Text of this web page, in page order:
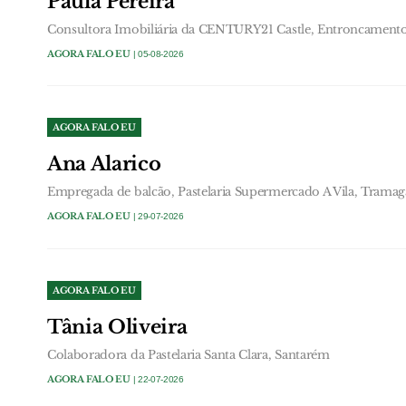
Consultora Imobiliária da CENTURY21 Castle,
AGORA FALO EU| 05-08-2026
AGORA FALO EU
Ana Alarico
Empregada de balcão, Pastelaria Supermercado A Vila,
AGORA FALO EU | 29-07-2026
AGORA FALO EU
Tânia Oliveira
Colaboradora da Pastelaria Santa Clara, Santarém
AGORA FALO EU| 22-07-2026